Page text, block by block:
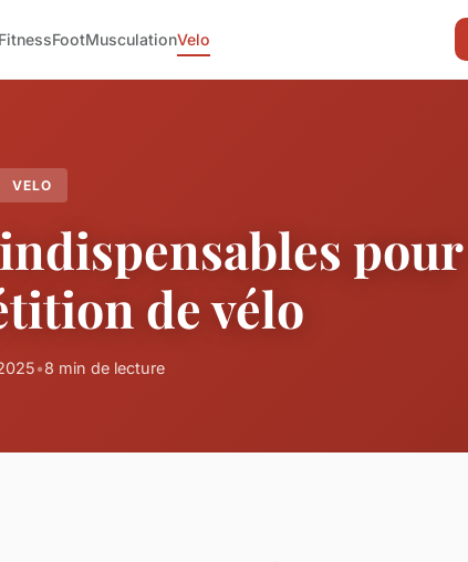
FootMusculationVelo
VELO
pour
de vélo
•8 min de lecture